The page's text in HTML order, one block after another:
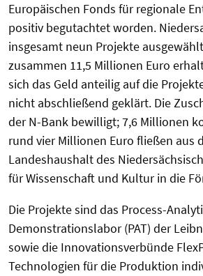
Europäischen Fonds für regionale
positiv begutachtet worden.
insgesamt neun Projekte
zusammen 11,5 Millionen Euro
sich das Geld anteilig auf die
nicht abschließend geklärt. Die
der N-Bank bewilligt; 7,6 Millionen
rund vier Millionen Euro fließen aus
Landeshaushalt des
für Wissenschaft und Kultur in die
Die Projekte sind das Process-
Demonstrationslabor (PAT) der
sowie die Innovationsverbünde
Technologien für die Produktion